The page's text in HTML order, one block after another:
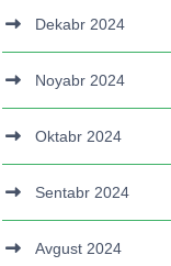
Dekabr 2024
Noyabr 2024
Oktabr 2024
Sentabr 2024
Avgust 2024